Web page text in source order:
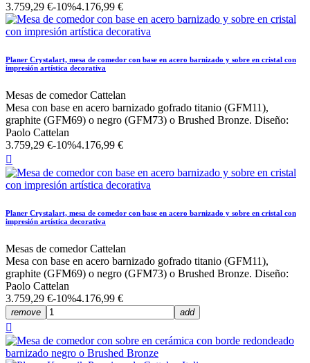
3.759,29 €-10%4.176,99 €
Planer Crystalart, mesa de comedor con base en acero barnizado y sobre en cristal con
impresión artística decorativa
Mesas de comedor Cattelan
Mesa con base en acero barnizado gofrado titanio (GFM11),
graphite (GFM69) o negro (GFM73) o Brushed Bronze. Diseño:
Paolo Cattelan
3.759,29 €-10%4.176,99 €

Planer Crystalart, mesa de comedor con base en acero barnizado y sobre en cristal con
impresión artística decorativa
Mesas de comedor Cattelan
Mesa con base en acero barnizado gofrado titanio (GFM11),
graphite (GFM69) o negro (GFM73) o Brushed Bronze. Diseño:
Paolo Cattelan
3.759,29 €-10%4.176,99 €
remove add
